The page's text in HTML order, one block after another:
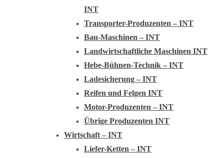
INT
Transporter-Produzenten – INT
Bau-Maschinen – INT
Landwirtschaftliche Maschinen INT
Hebe-Bühnen-Technik – INT
Ladesicherung – INT
Reifen und Felgen INT
Motor-Produzenten – INT
Übrige Produzenten INT
Wirtschaft – INT
Liefer-Ketten – INT